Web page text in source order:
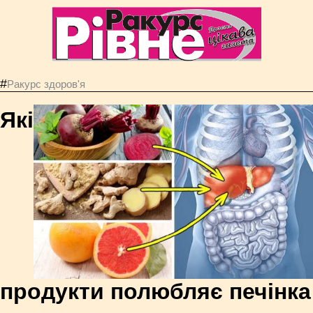
#Ракурс здоров'я
Які
продукти полюбляє печінка